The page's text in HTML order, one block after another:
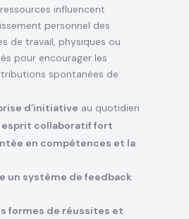
influencent
personnel des
de travail, physiques ou
pour encourager les
spontanées de
d’initiative au quotidien
esprit collaboratif fort
en compétences et la
un système de feedback
formes de réussites et